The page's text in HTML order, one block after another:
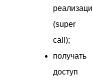
(super
call);
получать
доступ